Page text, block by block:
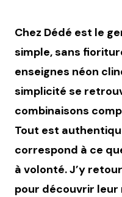
Chez Dédé est le
simple, sans
enseignes néon
simplicité se
combinaisons
Tout est
correspond à ce
à volonté. J’y
pour découvrir leur